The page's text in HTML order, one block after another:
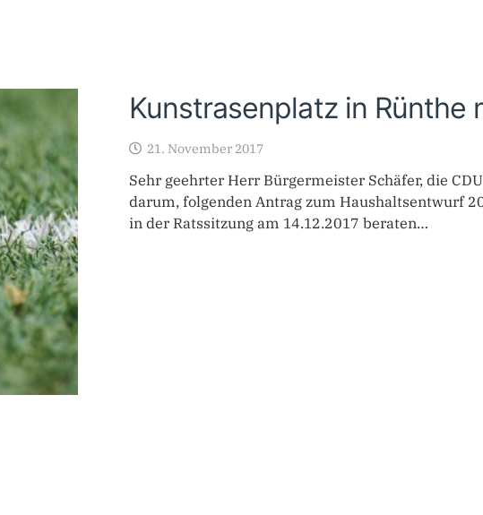
Kunstrasenplatz in Rünthe
21. November 2017
Sehr geehrter Herr Bürgermeister Schäfer, die
darum, folgenden Antrag zum Haushaltsentwurf
in der Ratssitzung am 14.12.2017 beraten…